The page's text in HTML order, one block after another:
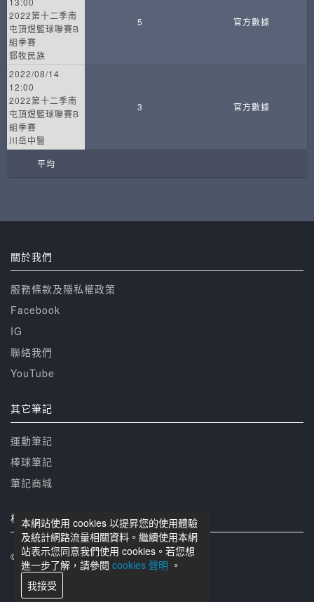
2022第十二季南
屯頂煜籃球聯賽B
組季賽
郵牧民族
5 官方數據
2022/08/14
12:00
2022第十二季南
屯頂煜籃球聯賽B
組季賽
川岳中醫
3 官方數據
平均
本網站使用 cookies 以提昇您的使用體驗
及統計網路流量相關資料。繼續使用本網
站表示您同意我們使用 cookies。若您想
進一步了解，請參閱 cookies 聲明 。
我接受
關於我們
服務條款及隱私權政策
Facebook
IG
聯絡我們
YouTube
其它筆記
運動筆記
棒球筆記
筆記商城
相關網站
© 籃球筆記 版權所有